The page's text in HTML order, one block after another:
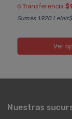
ó Transferencia
Sumás 1.920 Leloir$
Ver
Nuestras